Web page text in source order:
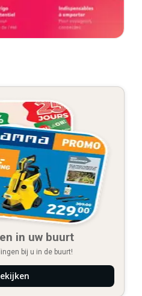
in uw buurt
bij u in de buurt!